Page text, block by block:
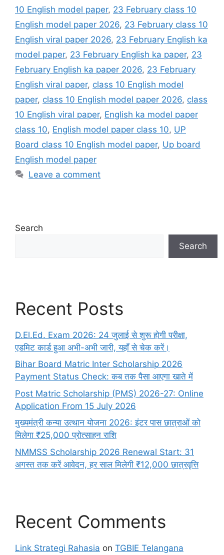
10 English model paper, 23 February class 10
English model paper 2026, 23 February class 10
English viral paper 2026, 23 February English ka
model paper, 23 February English ka paper, 23
February English ka paper 2026, 23 February
English viral paper, class 10 English model
paper, class 10 English model paper 2026, class
10 English viral paper, English ka model paper
class 10, English model paper class 10, UP
Board class 10 English model paper, Up board
English model paper
Leave a comment
Search
Search
Recent Posts
D.El.Ed. Exam 2026: 24 जुलाई से शुरू होगी परीक्षा,
एडमिट कार्ड हुआ अभी-अभी जारी, यहाँ से चेक करें।
Bihar Board Matric Inter Scholarship 2026
Payment Status Check: कब तक पैसा आएगा खाते में
Post Matric Scholarship (PMS) 2026-27: Online
Application From 15 July 2026
मुख्यमंत्री कन्या उत्थान योजना 2026: इंटर पास छात्राओं को
मिलेगा ₹25,000 प्रोत्साहन राशि
NMMSS Scholarship 2026 Renewal Start: 31
अगस्त तक करें आवेदन, हर साल मिलेगी ₹12,000 छात्रवृत्ति
Recent Comments
Link Strategi Rahasia on TGBIE Telangana